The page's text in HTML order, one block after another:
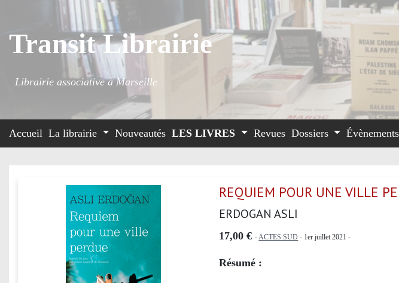
Transit Librairie
Librairie associative à Marseille
Accueil La librairie Nouveautés LES LIVRES Revues Dossiers Évènements
REQUIEM POUR UNE VILLE
ERDOGAN ASLI
17,00 € -ACTES SUD - 1er juillet 2021 -
Résumé :